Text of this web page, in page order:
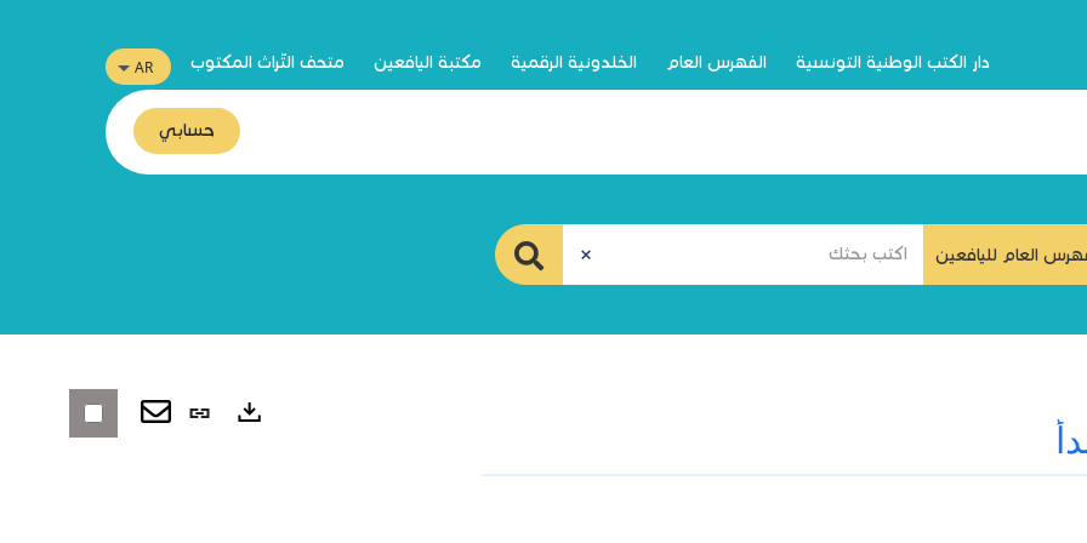
دار الكتب الوطنية التونسية الفهرس العام الخلدونية الرقمية مكتبة اليافعين متحف التّراث المكتوب
حسابي
العام لليافعين
رابط